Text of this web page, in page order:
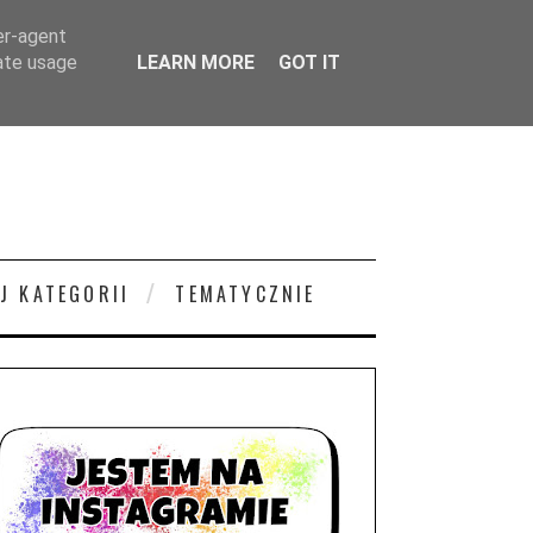
KATEGORII TEMATYCZNIE
agent
usage
LEARN MORE GOT IT